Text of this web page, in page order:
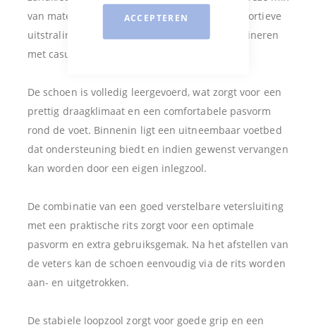
ACCEPTEREN
van materialen geeft de sneaker een frisse, sportieve
uitstraling en maakt hem gemakkelijk te combineren
met casual outfits.
De schoen is volledig leergevoerd, wat zorgt voor een
prettig draagklimaat en een comfortabele pasvorm
rond de voet. Binnenin ligt een uitneembaar voetbed
dat ondersteuning biedt en indien gewenst vervangen
kan worden door een eigen inlegzool.
De combinatie van een goed verstelbare vetersluiting
met een praktische rits zorgt voor een optimale
pasvorm en extra gebruiksgemak. Na het afstellen van
de veters kan de schoen eenvoudig via de rits worden
aan- en uitgetrokken.
De stabiele loopzool zorgt voor goede grip en een